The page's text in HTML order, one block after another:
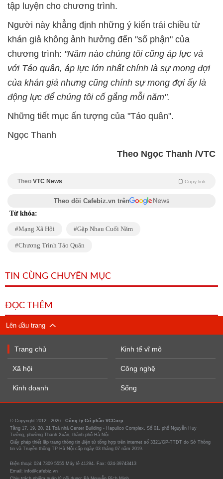
tập luyện cho chương trình.
Người này khẳng định những ý kiến trái chiều từ
khán giả không ảnh hưởng đến "số phận" của
chương trình: "Năm nào chúng tôi cũng áp lực và
với Táo quân, áp lực lớn nhất chính là sự mong đợi
của khán giả nhưng cũng chính sự mong đợi ấy là
động lực để chúng tôi cố gắng mỗi năm".
Những tiết mục ấn tượng của "Táo quân".
Ngọc Thanh
Theo Ngọc Thanh /VTC
Theo VTC News Copy link
Theo dõi Cafebiz.vn trên
Từ khóa:
Mạng Xã Hội Gặp Nhau Cuối Năm
Chương Trình Táo Quân
TIN CÙNG CHUYÊN MỤC
ĐỌC THÊM
Lên đầu trang
Trang chủ
Xã hội
Kinh doanh
Kinh tế vĩ mô
Công nghệ
Sống
© Copyright 2012 - 2026 - Công ty Cổ phần VCCorp.
Tầng 17, 19, 20, 21 Toà nhà Center Building - Hapulico Complex, Số 01, phố Nguyễn Huy
Tưởng, phường Thanh Xuân, thành phố Hà Nội
Giấy phép thiết lập trang thông tin điện tử tổng hợp trên internet số 3321/GP-TTĐT do Sở Thông
tin và Truyền thông TP Hà Nội cấp ngày 03 tháng 07 năm 2019.
Điện thoại: 024 7309 5555 Máy lẻ 41294. Fax: 024-39743413
Email: info@cafebiz.vn